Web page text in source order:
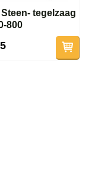
tegelzaag
800